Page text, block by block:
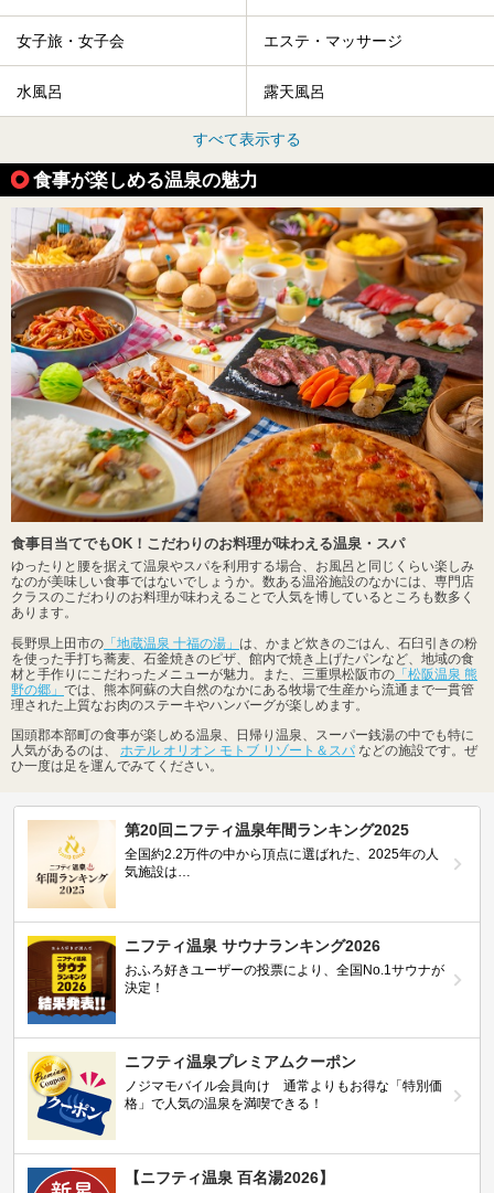
女子旅・女子会 エステ・マッサージ
水風呂 露天風呂
すべて表示する
食事が楽しめる温泉の魅力
食事目当てでもOK！こだわりのお料理が味わえる温泉・スパ
ゆったりと腰を据えて温泉やスパを利用する場合、お風呂と同じくらい楽しみ
なのが美味しい食事ではないでしょうか。数ある温浴施設のなかには、専門店
クラスのこだわりのお料理が味わえることで人気を博しているところも数多く
あります。
長野県上田市の 「地蔵温泉 十福の湯」 は、かまど炊きのごはん、石臼引きの粉
を使った手打ち蕎麦、石釜焼きのピザ、館内で焼き上げたパンなど、地域の食
材と手作りにこだわったメニューが魅力。また、三重県松阪市の 「松阪温泉 熊
野の郷」 では、熊本阿蘇の大自然のなかにある牧場で生産から流通まで一貫管
理された上質なお肉のステーキやハンバーグが楽しめます。
国頭郡本部町の食事が楽しめる温泉、日帰り温泉、スーパー銭湯の中でも特に
人気があるのは、 ホテル オリオン モトブ リゾート＆スパ などの施設です。ぜ
ひ一度は足を運んでみてください。
第20回ニフティ温泉年間ランキング2025
全国約2.2万件の中から頂点に選ばれた、2025年の人
気施設は…
ニフティ温泉 サウナランキング2026
おふろ好きユーザーの投票により、全国No.1サウナが
決定！
ニフティ温泉プレミアムクーポン
ノジマモバイル会員向け 通常よりもお得な「特別価
格」で人気の温泉を満喫できる！
【ニフティ温泉 百名湯2026】